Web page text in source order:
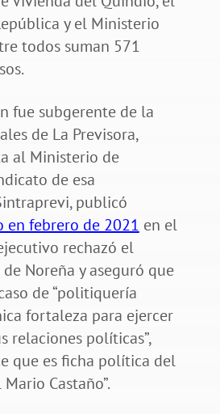
y el Ministerio
todos suman 571
fue subgerente de la
de La Previsora,
al Ministerio de
de esa
publicó
en febrero de 2021 en el
rechazó el
Noreña y aseguró que
de “politiquería
fortaleza para ejercer
relaciones políticas”,
que es ficha política del
Castaño”.